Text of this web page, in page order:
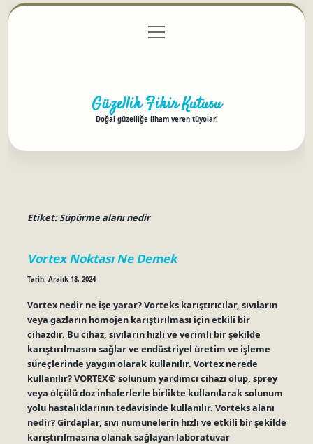
Gizlilik Politikası
menüyü
aç
Güzellik Fikir Kutusu
Doğal güzelliğe ilham veren tüyolar!
Etiket:Süpürme alanı nedir
Vortex Noktası Ne Demek
Tarih: Aralık 18, 2024
Vortex nedir ne işe yarar? Vorteks karıştırıcılar, sıvıların
veya gazların homojen karıştırılması için etkili bir
cihazdır. Bu cihaz, sıvıların hızlı ve verimli bir şekilde
karıştırılmasını sağlar ve endüstriyel üretim ve işleme
süreçlerinde yaygın olarak kullanılır. Vortex nerede
kullanılır? VORTEX® solunum yardımcı cihazı olup, sprey
veya ölçülü doz inhalerlerle birlikte kullanılarak solunum
yolu hastalıklarının tedavisinde kullanılır. Vorteks alanı
nedir? Girdaplar, sıvı numunelerin hızlı ve etkili bir şekilde
karıştırılmasına olanak sağlayan laboratuvar